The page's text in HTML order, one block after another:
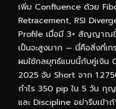
เพิ่ม Confluence ด้วย
Retracement, RSI
Profile เมื่อมี 3+ สัญญาณชี้
เป็นจะสูงมาก — นี่คือสิ่งที่เท
ผมใช้กลยุทธ์แบบนี้กับคู่เงิน
2025 จับ Short จาก
กำไร 350 pip ใน 5 วัน
และ Discipline อย่ารีบเข้